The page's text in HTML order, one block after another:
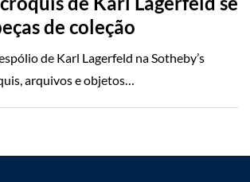
de coleção
de Karl Lagerfeld na Sotheby’s
arquivos e objetos…